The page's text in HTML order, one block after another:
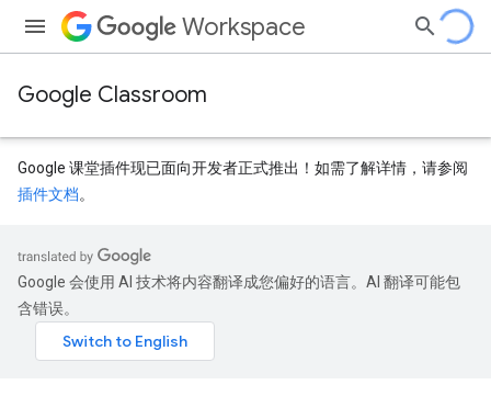
Workspace
Google Classroom
Google 课堂插件现已面向开发者正式推出！如需了解详情，请参阅
插件文档。
Google 会使用 AI 技术将内容翻译成您偏好的语言。AI 翻译可能包
含错误。